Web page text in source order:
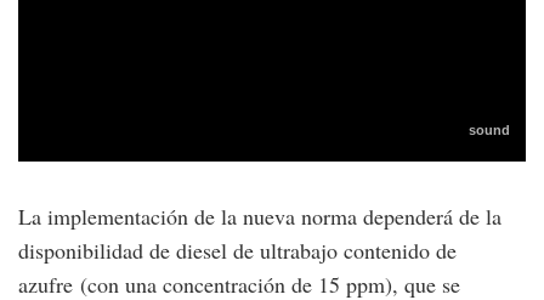
La implementación de la nueva norma dependerá de la
disponibilidad de diesel de ultrabajo contenido de
azufre (con una concentración de 15 ppm), que se